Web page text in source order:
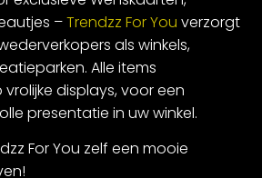
–Trendzz For You verzorgt
als winkels,
Alle items
displays, voor een
presentatie in uw winkel.
For You zelf een mooie